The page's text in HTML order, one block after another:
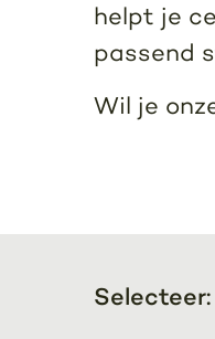
helpt je
passend
Wil je
Selecteer: